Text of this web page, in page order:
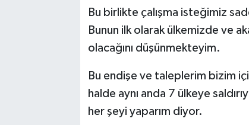
Bu birlikte çalışma isteğimiz
Bunun ilk olarak ülkemizde ve
olacağını düşünmekteyim.
Bu endişe ve taleplerim bizim
halde aynı anda 7 ülkeye
her şeyi yaparım diyor.